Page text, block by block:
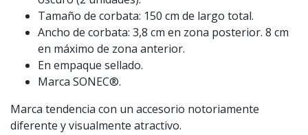
Tamaño de corbata: 150 cm de largo total.
Ancho de corbata: 3,8 cm en zona posterior. 8 cm
en máximo de zona anterior.
En empaque sellado.
Marca SONEC®.
Marca tendencia con un accesorio notoriamente
diferente y visualmente atractivo.